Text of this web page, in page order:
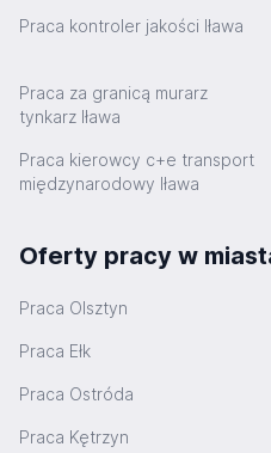
Praca kontroler jakości Iława
Praca za granicą murarz
tynkarz Iława
Praca kierowcy c+e transport
międzynarodowy Iława
Oferty pracy w
Praca Olsztyn
Praca Ełk
Praca Ostróda
Praca Kętrzyn